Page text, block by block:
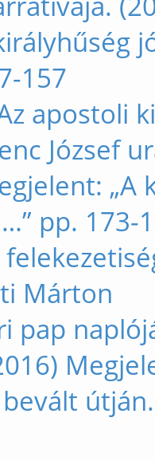
157
apostoli
József
„A
pp. 173-
Márton
pap